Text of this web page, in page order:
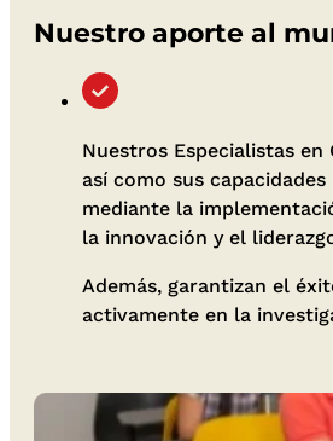
Nuestro aporte al
Nuestros Especialistas
así como sus
mediante la
la innovación y el
Además, garantizan el
activamente en la